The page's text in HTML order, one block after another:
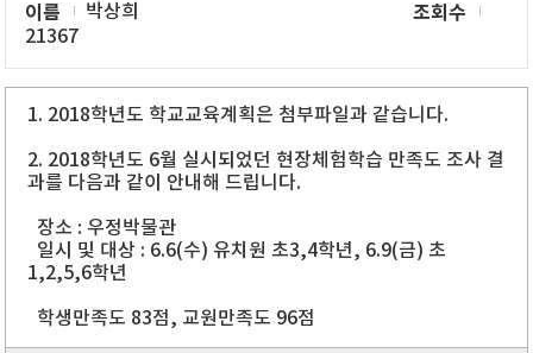
이름 박상희 조회수
21367
1. 2018학년도 학교교육계획은 첨부파일과 같습니다.
2. 2018학년도 6월 실시되었던 현장체험학습 만족도 조사 결
과를 다음과 같이 안내해 드립니다.
장소 : 우정박물관
일시 및 대상 : 6.6(수) 유치원 초3,4학년, 6.9(금) 초
1,2,5,6학년
학생만족도 83점, 교원만족도 96점